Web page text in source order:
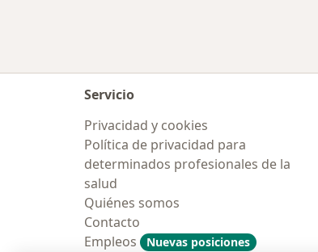
Servicio
Privacidad y cookies
Política de privacidad para
determinados profesionales de la
salud
Quiénes somos
Contacto
Empleos
Nuevas posiciones